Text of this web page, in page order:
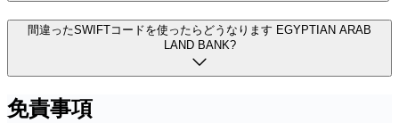
間違ったSWIFTコードを使ったらどうなります EGYPTIAN ARAB
LAND BANK?
免責事項